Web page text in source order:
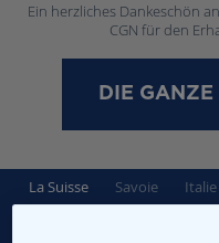
Ein herzliches Dankeschön
CGN für den
DIE GANZE
La Suisse Savoie Italie